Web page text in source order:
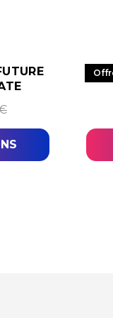
: 306,44 €.
: 229,83 €.